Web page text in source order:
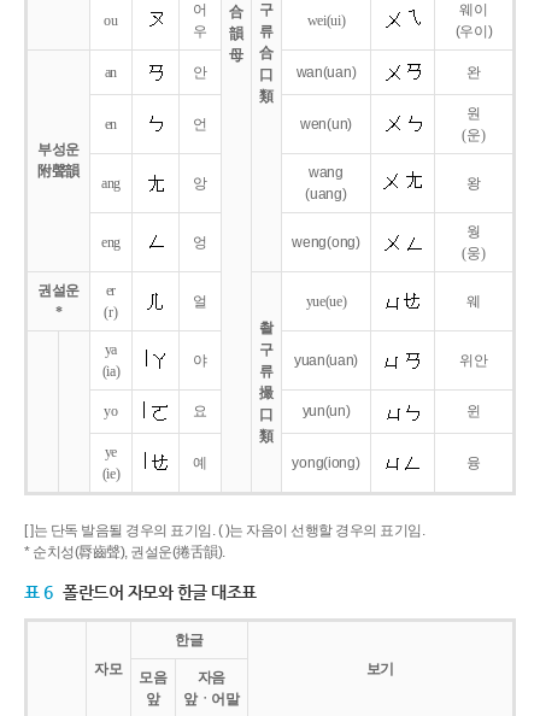
合
韻
母
구
류
合
口
類
ou
어
우
wei(ui)
웨이
(우이)
부성운
附聲韻
an 안 wan(uan) 완
en 언 wen(un)
원
(운)
ang 앙
wang
(uang)
왕
eng 엉 weng(ong)
웡
(웅)
권설운
*
er
(r)
얼
촬
구
류
撮
口
類
yue(ue) 웨
ya
(ia)
야 yuan(uan) 위안
yo 요 yun(un) 윈
ye
(ie)
예 yong(iong) 융
[ ]는 단독 발음될 경우의 표기임. ( )는 자음이 선행할 경우의 표기임.
* 순치성(脣齒聲), 권설운(捲舌韻).
표 6 폴란드어 자모와 한글 대조표
자모
한글
보기
모음
앞
자음
앞ㆍ어말